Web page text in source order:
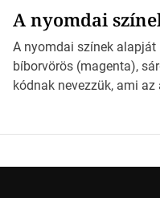
*Hirdetés Ebben a
világába kalauzolunk el
milyen szempontok
jövőben. Bevezetés a
A nyomdai
A nyomdai színek
bíborvörös (magenta),
kódnak nevezzük, ami